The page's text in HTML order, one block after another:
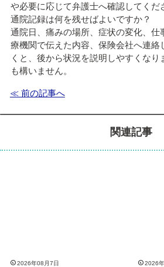
や必要に応じて弁護士へ確認してくだ
通院記録は何を残せばよいですか？
通院日、痛みの場所、症状の変化、仕
療機関で伝えた内容、保険会社へ連絡
くと、後から状況を説明しやすくな
も構いません。
≪ 前の記事へ
関連記事
2026年08月7日 2026